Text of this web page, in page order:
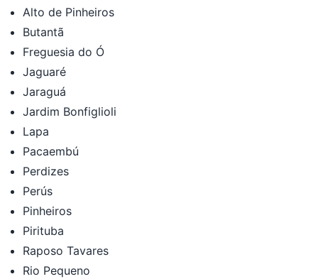
Alto de Pinheiros
Butantã
Freguesia do Ó
Jaguaré
Jaraguá
Jardim Bonfiglioli
Lapa
Pacaembú
Perdizes
Perús
Pinheiros
Pirituba
Raposo Tavares
Rio Pequeno